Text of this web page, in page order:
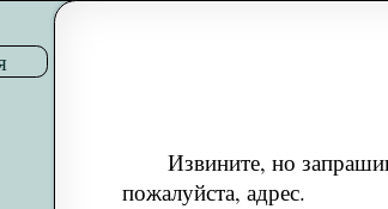
Извините, но
пожалуйста, адрес.